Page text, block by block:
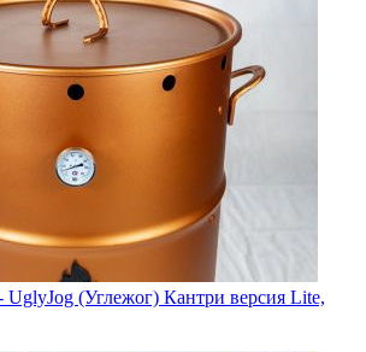
UglyJog (Углежог) Кантри версия Lite,